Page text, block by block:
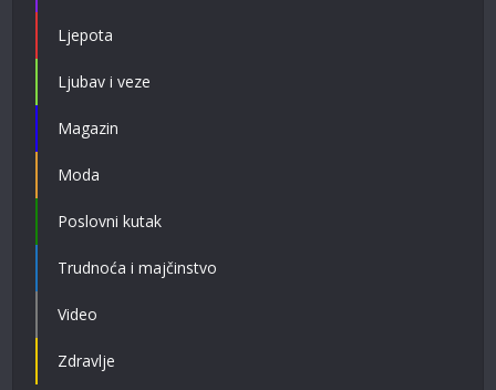
Ljepota
Ljubav i veze
Magazin
Moda
Poslovni kutak
Trudnoća i majčinstvo
Video
Zdravlje